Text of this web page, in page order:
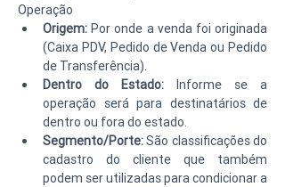
Operação
Origem: Por onde a venda foi originada
(Caixa PDV, Pedido de Venda ou Pedido
de Transferência).
Dentro do Estado: Informe se a
operação será para destinatários de
dentro ou fora do estado.
Segmento/Porte: São classificações do
cadastro do cliente que também
podem ser utilizadas para condicionar a